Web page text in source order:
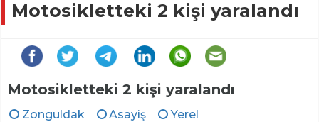
Motosikletteki 2 kişi yaralandı
Motosikletteki 2 kişi yaralandı
Zonguldak Asayiş
Yerel